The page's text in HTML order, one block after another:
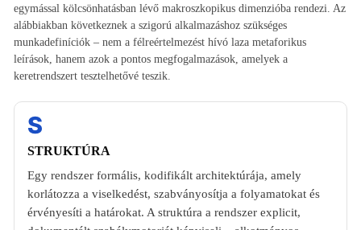
egymással kölcsönhatásban lévő makroszkopikus dimenzióba rendezi. Az
alábbiakban következnek a szigorú alkalmazáshoz szükséges
munkadefiníciók – nem a félreértelmezést hívó laza metaforikus
leírások, hanem azok a pontos megfogalmazások, amelyek a
keretrendszert tesztelhetővé teszik.
S
STRUKTÚRA
Egy rendszer formális, kodifikált architektúrája, amely
korlátozza a viselkedést, szabványosítja a folyamatokat és
érvényesíti a határokat. A struktúra a rendszer explicit,